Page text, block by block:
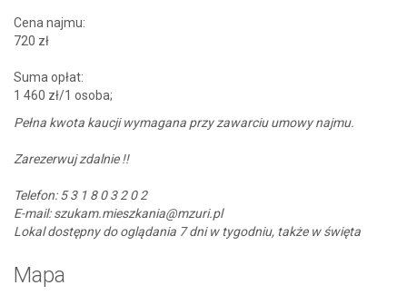
Cena najmu:
720 zł
Suma opłat:
1 460 zł/1 osoba;
Pełna kwota kaucji wymagana przy zawarciu umowy najmu.
Zarezerwuj zdalnie !!
Telefon: 5 3 1 8 0 3 2 0 2
E-mail: szukam.mieszkania@mzuri.pl
Lokal dostępny do oglądania 7 dni w tygodniu, także w święta
Mapa